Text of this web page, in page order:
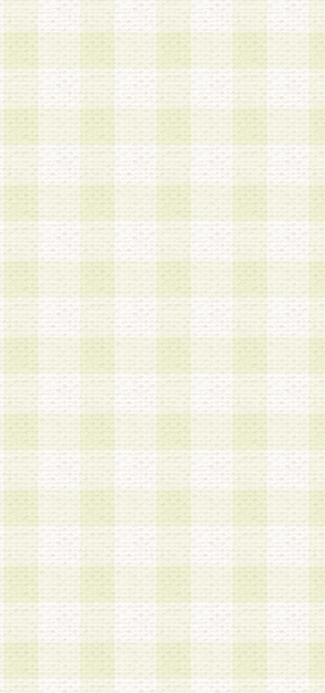
員本人の同意を得るものとします。
に拘わらず、当社は、以下の目的に
なく、会員個人を識別できる情報
委託業者に対して当社の責任におい
します。な お、当社は、当該委託
これを遵守させるとともに、本規約
て当該情報を使用させるものとし ま
に係る謝礼、景品、調査サンプル品
電話、メール等の問い合わせなどへ
サーチ、またはグループ形式による
運営
らに付随する業務
所、電話番号その他の登録情報につ
に当社所定の変更手続きを行うもの
要と認めた場合、会員に対して、電
録情報の対象者が会員登録者本人で
であること、アンケートの回答内容
るものとます。
員登録後当社が定期的に行う登録情
定の期間内に更新手続きを行うもの
新手続きを行わない場合、その時点
ントは失効されるものとします。